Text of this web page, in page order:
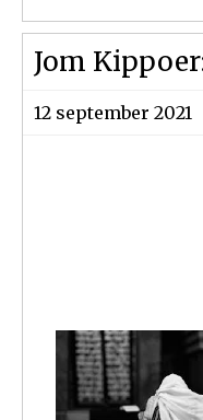
Jom
12 september 2021